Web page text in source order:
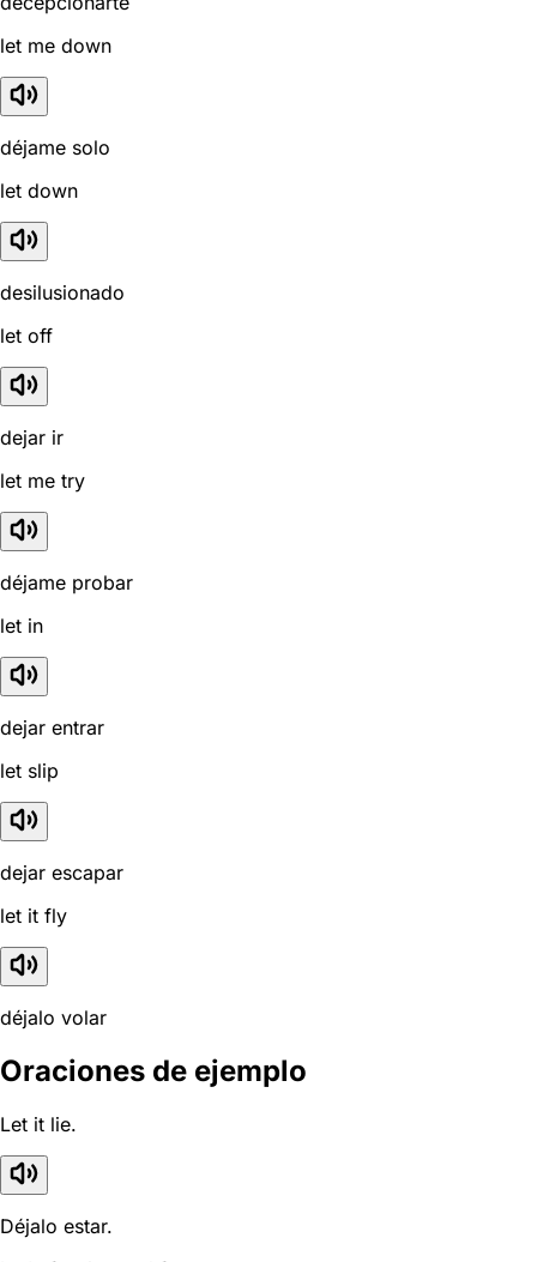
let me down
déjame solo
let down
desilusionado
let off
dejar ir
let me try
déjame probar
let in
dejar entrar
let slip
dejar escapar
let it fly
déjalo volar
Oraciones de ejemplo
Let it lie.
Déjalo estar.